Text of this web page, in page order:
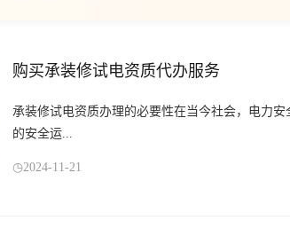
购买承装修试电资质代办服务
承装修试电资质办理的必要性在当今社会，电力
的安全运...
2024-11-21